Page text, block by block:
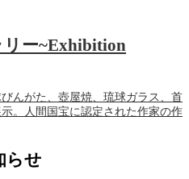
ー~Exhibition
んがた、壺屋焼、琉球ガラス、首
。人間国宝に認定された作家の作
らせ